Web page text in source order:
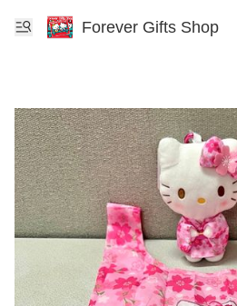
Forever Gifts Shop